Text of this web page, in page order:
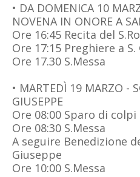
• DA DOMENICA 10
NOVENA IN ONORE A
Ore 16:45 Recita del
Ore 17:15 Preghiere a
Ore 17.30 S.Messa
• MARTEDÌ 19 MARZO -
GIUSEPPE
Ore 08:00 Sparo di colpi
Ore 08:30 S.Messa
A seguire Benedizione
Giuseppe
Ore 10:00 S.Messa